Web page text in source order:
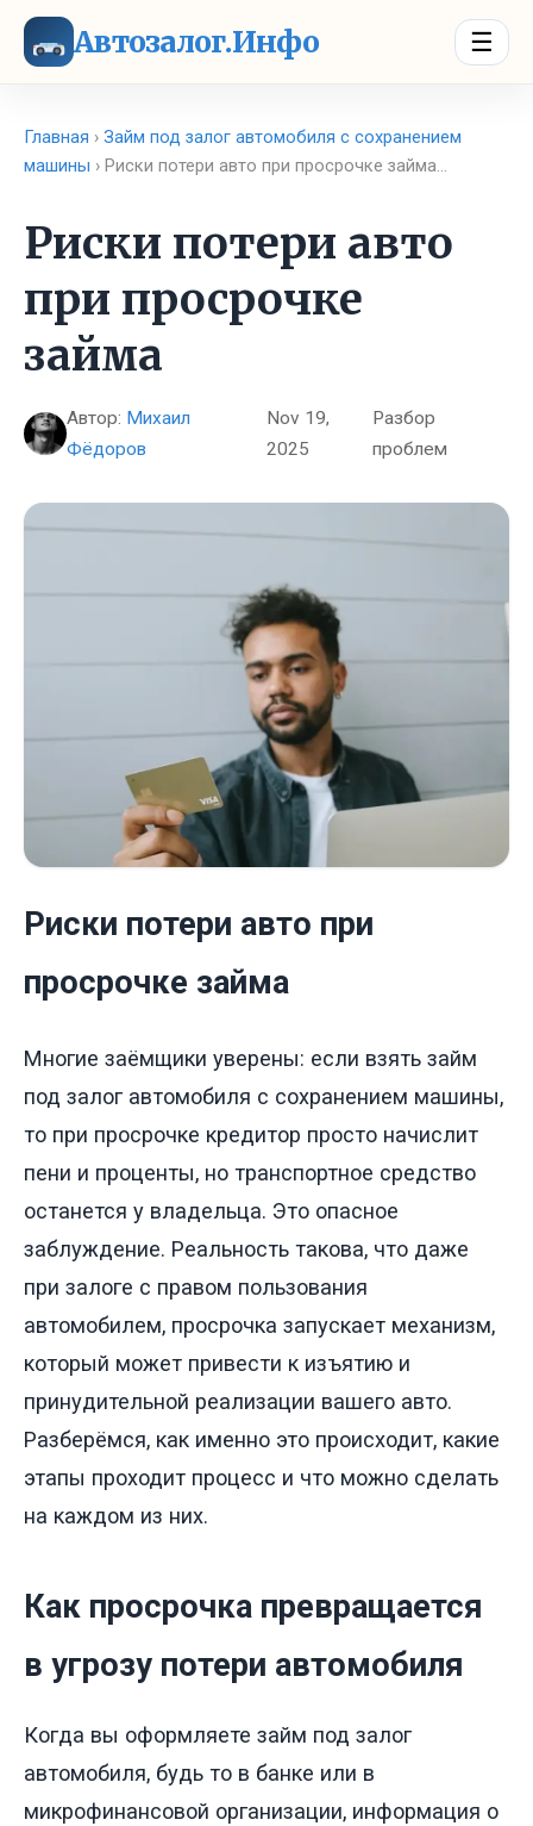
Автозалог.Инфо ☰
Главная › Займ под залог автомобиля с сохранением
машины › Риски потери авто при просрочке займа…
Риски потери авто
при просрочке
займа
Автор: Михаил
Фёдоров
Nov 19,
2025
Разбор
проблем
Риски потери авто при
просрочке займа
Многие заёмщики уверены: если взять займ
под залог автомобиля с сохранением машины,
то при просрочке кредитор просто начислит
пени и проценты, но транспортное средство
останется у владельца. Это опасное
заблуждение. Реальность такова, что даже
при залоге с правом пользования
автомобилем, просрочка запускает механизм,
который может привести к изъятию и
принудительной реализации вашего авто.
Разберёмся, как именно это происходит, какие
этапы проходит процесс и что можно сделать
на каждом из них.
Как просрочка превращается
в угрозу потери автомобиля
Когда вы оформляете займ под залог
автомобиля, будь то в банке или в
микрофинансовой организации, информация о